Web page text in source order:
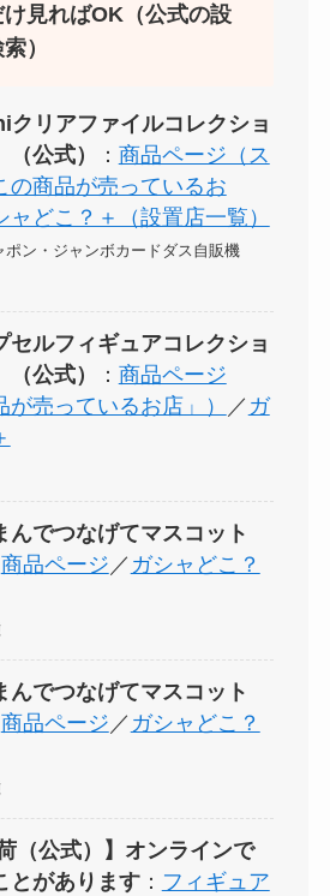
け見ればOK（公式の設
）
クリアファイルコレクショ
公式）
： 商品ページ（ス
の商品が売っているお
ャどこ？＋（設置店一覧）
ン・ジャンボカードダス自販機
セルフィギュアコレクショ
公式）
： 商品ページ
が売っているお店」）
／ ガ
んでつなげてマスコット
商品ページ ／ ガシャどこ？
んでつなげてマスコット
商品ページ ／ ガシャどこ？
（公式）】オンラインで
とがあります： フィギュア